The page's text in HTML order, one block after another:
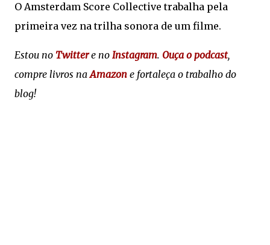
O Amsterdam Score Collective trabalha pela
primeira vez na trilha sonora de um filme.
Estou no Twittere no Instagram. Ouça o podcast,
compre livros naAmazon e fortaleça o trabalho do
blog!